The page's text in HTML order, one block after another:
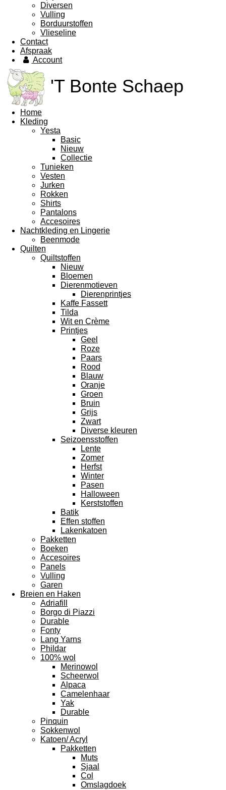
Diversen
Vulling
Borduurstoffen
Vlieseline
Contact
Afspraak
Account
'T Bonte Schaep
Home
Kleding
Yesta
Basic
Nieuw
Collectie
Tunieken
Vesten
Jurken
Rokken
Shirts
Pantalons
Accesoires
Nachtkleding en Lingerie
Beenmode
Quilten
Quiltstoffen
Nieuw
Bloemen
Dierenmotieven
Dierenprintjes
Kaffe Fassett
Tilda
Wit en Crème
Printjes
Geel
Roze
Paars
Rood
Blauw
Oranje
Groen
Bruin
Grijs
Zwart
Diverse kleuren
Seizoensstoffen
Lente
Zomer
Herfst
Winter
Pasen
Halloween
Kerststoffen
Batik
Effen stoffen
Lakenkatoen
Pakketten
Boeken
Accesoires
Panels
Vulling
Garen
Breien en Haken
Adriafill
Borgo di Piazzi
Durable
Fonty
Lang Yarns
Phildar
100% wol
Merinowol
Scheerwol
Alpaca
Camelenhaar
Yak
Durable
Pinquin
Sokkenwol
Katoen/ Acryl
Pakketten
Muts
Sjaal
Col
Omslagdoek